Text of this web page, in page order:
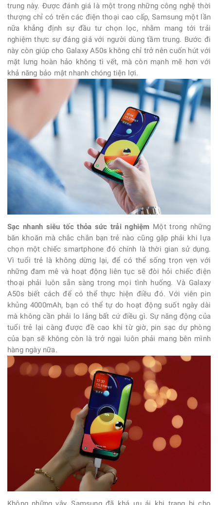
trung này. Được đánh giá là một trong những công nghệ thời
thượng chỉ có trên các điện thoại cao cấp, Samsung một lần
nữa khẳng định sự đầu tư chọn lọc, nhằm mang tới trải
nghiệm thực sự đáng giá với người dùng tầm trung. Bước đi
này còn giúp cho Galaxy A50s không chỉ trở nên cuốn hút với
mặt lưng hoàn hảo không tì vết, mà còn mạnh mẽ hơn với
khả năng bảo mật nhanh chóng tiện lợi.
Sạc nhanh siêu tốc thỏa sức trải nghiệm Một trong những
băn khoăn mà chắc chắn bạn trẻ nào cũng gặp phải khi lựa
chọn một chiếc smartphone đó chính là thời gian sử dụng.
Vì tuổi trẻ là không dừng lại, để có thể sống trọn vẹn với
những đam mê và hoạt động liên tục sẽ đòi hỏi chiếc điện
thoại phải luôn sẵn sàng trong mọi tình huống. Và Galaxy
A50s biết cách để có thể thực hiện điều đó. Với viên pin
khủng 4000mAh, bạn có thể tự do hoạt động suốt ngày dài
mà không cần phải lo lắng bất cứ điều gì. Sự năng động của
tuổi trẻ lại càng được đề cao khi từ giờ, pin sạc dự phòng
của bạn sẽ không còn là trở ngại luôn phải mang bên mình
hàng ngày nữa.